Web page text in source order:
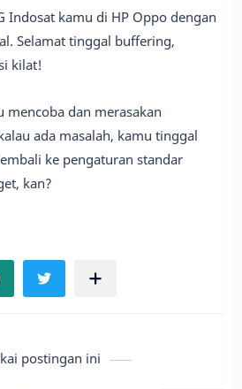
Indosat kamu di HP Oppo dengan
Selamat tinggal buffering,
kilat!
mencoba dan merasakan
ada masalah, kamu tinggal
ke pengaturan standar
kan?
postingan ini